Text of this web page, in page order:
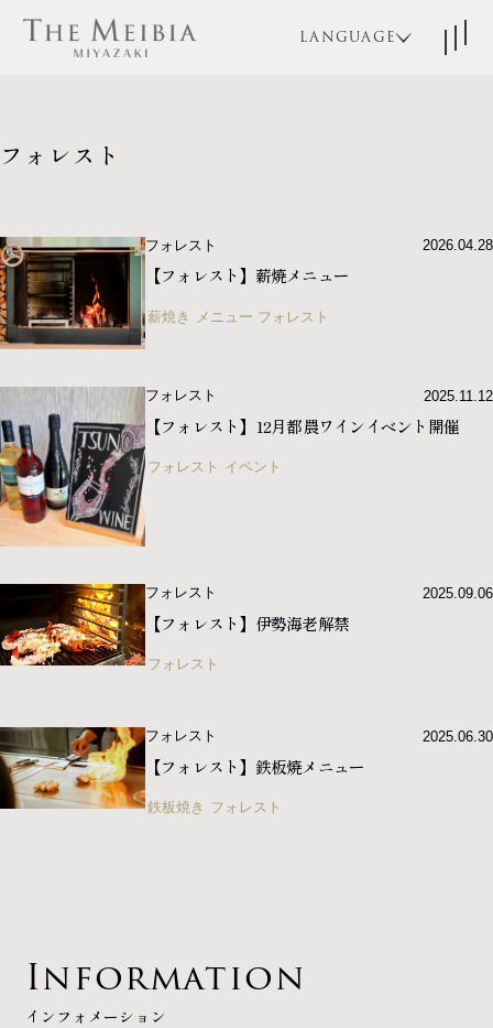
LANGUAGE
宿泊
ブライダル 宴会・パーティ
アクセス
インフォメーション
オンラインショップ
ご予約・お問い合わせ
お電話受付時間 10:00〜20:00
フォレスト
フォレスト 2026.04.28
【フォレスト】薪焼メニュー
薪焼き メニュー フォレスト
フォレスト 2025.11.12
【フォレスト】12月都農ワインイベント開催
フォレスト イベント
フォレスト 2025.09.06
【フォレスト】伊勢海老解禁
フォレスト
フォレスト 2025.06.30
【フォレスト】鉄板焼メニュー
鉄板焼き フォレスト
インフォメーション